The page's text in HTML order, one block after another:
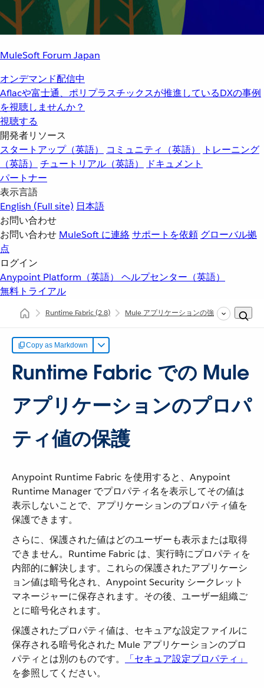
MuleSoft Forum Japan
オンデマンド配信中
Aflacや富士通、ポリプラスチックスが推進しているDXの事例
を視聴しませんか？
視聴する
開発者リソース
スタートアップ（英語）
コミュニティ（英語）
トレーニング
（英語）
チュートリアル（英語）
ドキュメント
パートナー
表示言語
English (Full site) 日本語
お問い合わせ
お問い合わせ MuleSoft に連絡サポートを依頼 グローバル拠
点
ログイン
Anypoint Platform（英語） ヘルプセンター（英語）
無料トライアル
Runtime Fabric(2.8) Mule アプリケーションの強化 Mule
Copy as Markdown
Runtime Fabric での Mule
アプリケーションのプロパ
ティ値の保護
Anypoint Runtime Fabric を使用すると、Anypoint
Runtime Manager でプロパティ名を表示してその値は
表示しないことで、アプリケーションのプロパティ値を
保護できます。
さらに、保護された値はどのユーザーも表示または取得
できません。Runtime Fabric は、実行時にプロパティを
内部的に解決します。これらの保護されたアプリケーシ
ョン値は暗号化され、Anypoint Security シークレット
マネージャーに保存されます。その後、ユーザー組織ご
とに暗号化されます。
保護されたプロパティ値は、セキュアな設定ファイルに
保存される暗号化された Mule アプリケーションのプロ
パティとは別のものです。​
「セキュア設定プロパティ」
を参照してください。